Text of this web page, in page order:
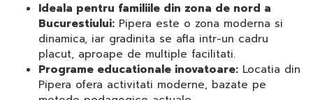
Ideala pentru familiile din zona de nord a
Bucurestiului: Pipera este o zona moderna si
dinamica, iar gradinita se afla intr-un cadru
placut, aproape de multiple facilitati.
Programe educationale inovatoare: Locatia din
Pipera ofera activitati moderne, bazate pe